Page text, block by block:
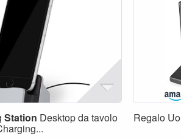
Station Desktop da tavolo Regalo